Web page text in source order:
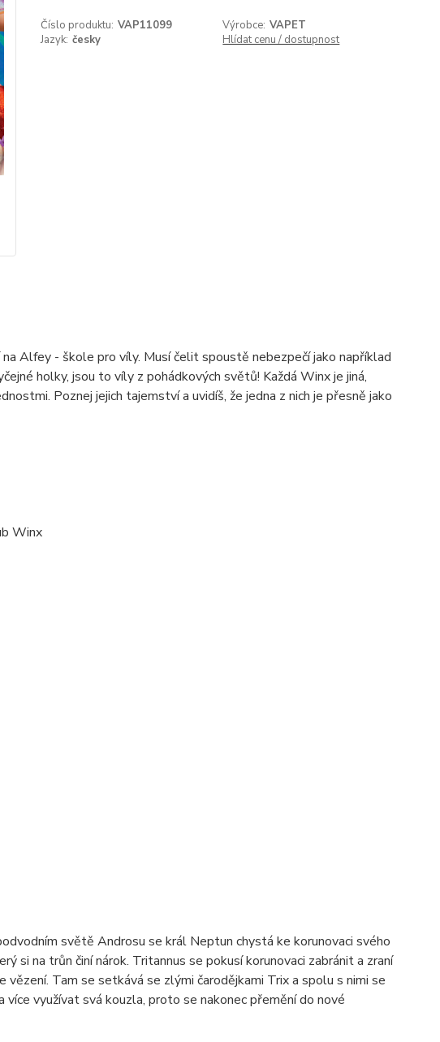
Číslo produktu: VAP11099 Výrobce: VAPET
Jazyk: česky Hlídat cenu / dostupnost
Alfey - škole pro víly. Musí čelit spoustě nebezpečí jako například
holky, jsou to víly z pohádkových světů! Každá Winx je jiná,
Poznej jejich tajemství a uvidíš, že jedna z nich je přesně jako
Winx
světě Androsu se král Neptun chystá ke korunovaci svého
si na trůn činí nárok. Tritannus se pokusí korunovaci zabránit a zraní
Tam se setkává se zlými čarodějkami Trix a spolu s nimi se
využívat svá kouzla, proto se nakonec přemění do nové